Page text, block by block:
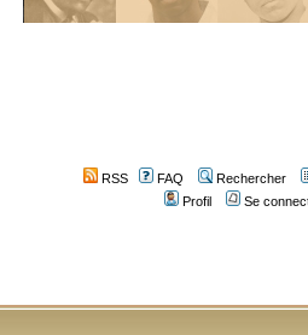
RSS FAQ
Rechercher
Profil
Se